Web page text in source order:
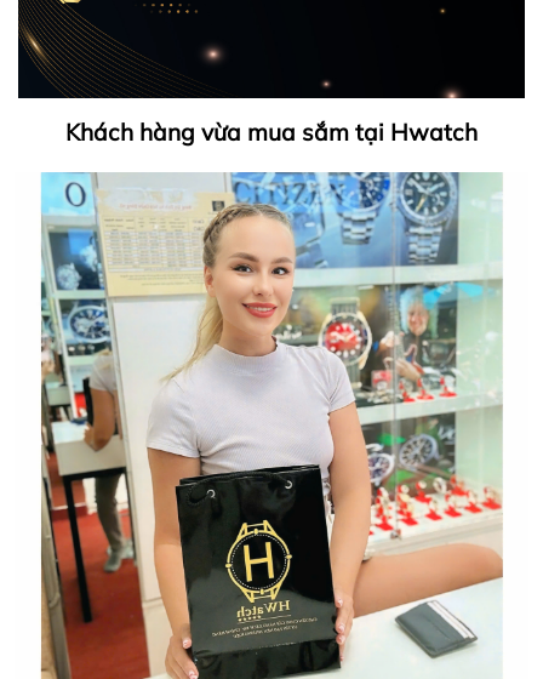
Khách hàng vừa mua sắm tại Hwatch